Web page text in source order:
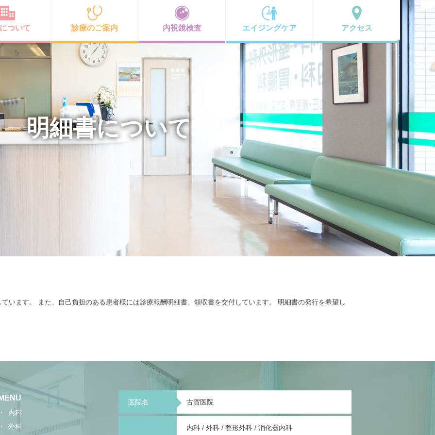
ついて 診療のご案内 内視鏡検査 エイジングケア アクセス
明細書について
います。 また、自己負担のある患者様には診療報酬明細書、領収書を交付しています。 明細書の発行を希望し
内科
外科
医院名 古賀医院
内科 / 外科 / 整形外科 / 消化器内科